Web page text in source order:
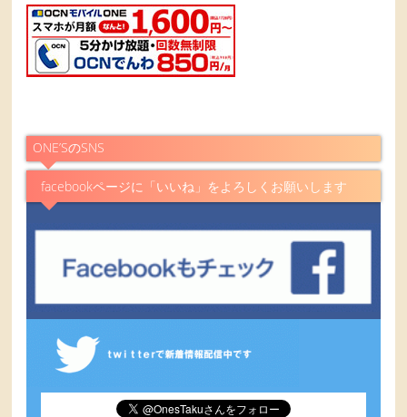
ONE’SのSNS
facebookページに「いいね」をよろしくお願いします